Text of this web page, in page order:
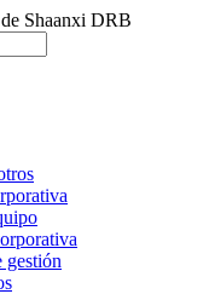
gestión